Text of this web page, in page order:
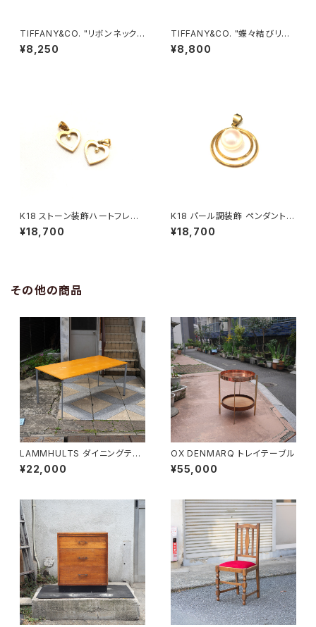
TIFFANY&CO. "リボンネックレ
ス"
¥8,250
TIFFANY&CO. "蝶々結びリボ
ンネックレス"
¥8,800
K18 ストーン装飾ハートフレー
ム ペンダントトップ
¥18,700
K18 パール調装飾 ペンダントト
ップ
¥18,700
その他の商品
LAMMHULTS ダイニングテー
ブル
¥22,000
OX DENMARQ トレイテーブル
¥55,000